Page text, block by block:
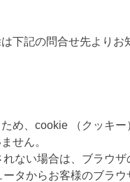
下記の問合せ先よりお
め、cookie （クッキ
せん。
ない場合は、ブラウザ
タからお客様のブラ